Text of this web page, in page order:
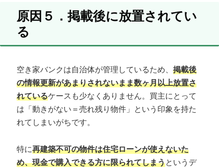
原因５．掲載後に放置されてい
る
空き家バンクは自治体が管理しているため、 掲載後
の情報更新があまりされないまま数ヶ月以上放置さ
れているケースも少なくありません。買主にとって
は「動きがない＝売れ残り物件」という印象を持た
れてしまいがちです。
特に再建築不可の物件は住宅ローンが使えないた
め、現金で購入できる方に限られてしまうというデ